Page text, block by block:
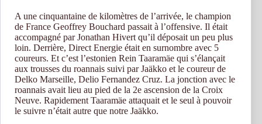
A une cinquantaine de kilomètres de l’arrivée, le champion
de France Geoffrey Bouchard passait à l’offensive. Il était
accompagné par Jonathan Hivert qu’il déposait un peu plus
loin. Derrière, Direct Energie était en surnombre avec 5
coureurs. Et c’est l’estonien Rein Taaramäe qui s’élançait
aux trousses du roannais suivi par Jaäkko et le coureur de
Delko Marseille, Delio Fernandez Cruz. La jonction avec le
roannais avait lieu au pied de la 2e ascension de la Croix
Neuve. Rapidement Taaramäe attaquait et le seul à pouvoir
le suivre n’était autre que notre Jaäkko.